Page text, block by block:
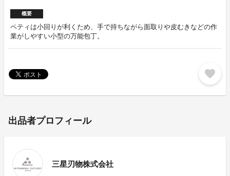
概要
ペティは小回りが利くため、手で持ちながら面取りや皮むきなどの作
業がしやすい小型の万能包丁。
favorite
出品者プロフィール
三星刃物株式会社